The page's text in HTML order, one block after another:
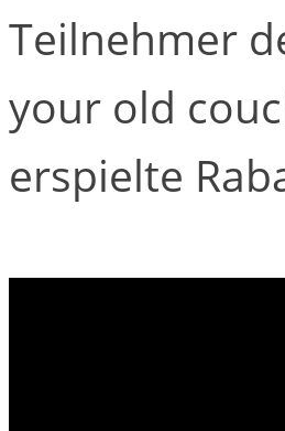
Teilnehmer
your old
erspielte